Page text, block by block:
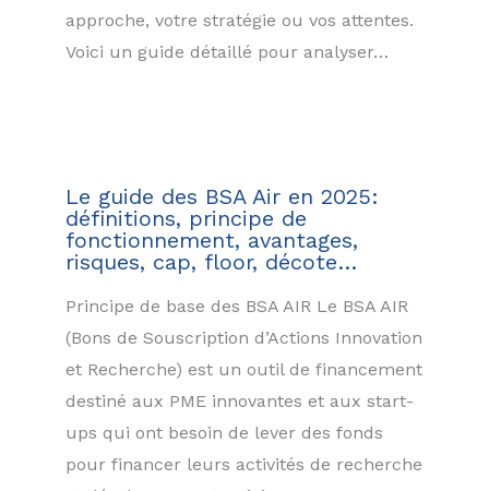
approche, votre stratégie ou vos attentes.
Voici un guide détaillé pour analyser…
Le guide des BSA Air en 2025:
définitions, principe de
fonctionnement, avantages,
risques, cap, floor, décote…
Principe de base des BSA AIR Le BSA AIR
(Bons de Souscription d’Actions Innovation
et Recherche) est un outil de financement
destiné aux PME innovantes et aux start-
ups qui ont besoin de lever des fonds
pour financer leurs activités de recherche